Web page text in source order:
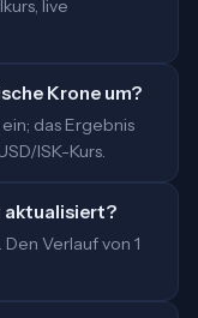
live
Krone um?
das Ergebnis
ISK-Kurs.
aktualisiert?
Verlauf von 1